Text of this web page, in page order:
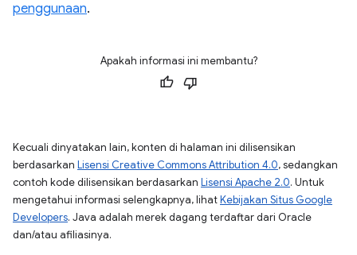
penggunaan.
Apakah informasi ini membantu?
Kecuali dinyatakan lain, konten di halaman ini dilisensikan
berdasarkan Lisensi Creative Commons Attribution 4.0, sedangkan
contoh kode dilisensikan berdasarkan Lisensi Apache 2.0. Untuk
mengetahui informasi selengkapnya, lihatKebijakan Situs Google
Developers. Java adalah merek dagang terdaftar dari Oracle
dan/atau afiliasinya.